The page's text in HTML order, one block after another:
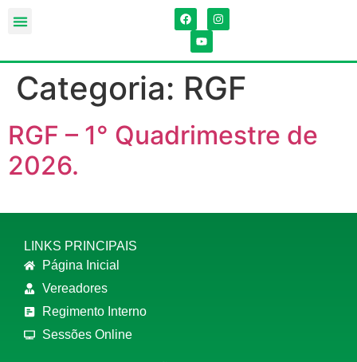
Categoria: RGF
RGF – 1° Quadrimestre de
2026.
LINKS PRINCIPAIS
Página Inicial
Vereadores
Regimento Interno
Sessões Online